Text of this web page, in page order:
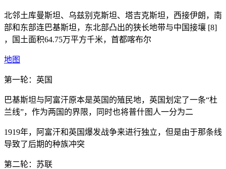
北邻土库曼斯坦、乌兹别克斯坦、塔吉克斯坦，西接伊朗，南
部和东部连巴基斯坦，东北部凸出的狭长地带与中国接壤 [8]
，国土面积64.75万平方千米，首都喀布尔
地图
第一轮：英国
巴基斯坦与阿富汗原本是英国的殖民地，英国划定了一条“杜
兰线”，作为两国的界限，同时也将普什图人一分为二
1919年，阿富汗和英国爆发战争来进行独立，但是由于那条线
导致了后期的种族冲突
第二轮：苏联